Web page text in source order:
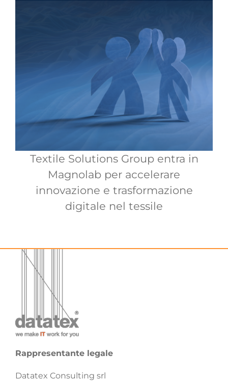
Textile Solutions Group entra in
Magnolab per accelerare
innovazione e trasformazione
digitale nel tessile
Rappresentante legale
Datatex Consulting srl